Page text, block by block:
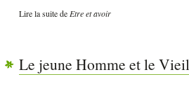
Lire la suitede Etre et avoir
Le jeune Homme et le